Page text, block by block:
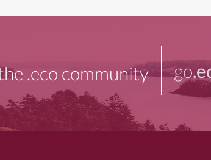
.eco community go